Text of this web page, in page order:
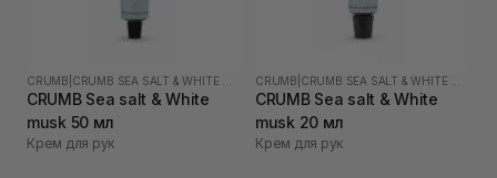
CRUMB CRUMB SEA SALT & WHITE MUSK
CRUMB Sea salt & White
musk 50 мл
Крем для рук
CRUMB CRUMB SEA SALT & WHITE MUSK
CRUMB Sea salt & White
musk 20 мл
Крем для рук